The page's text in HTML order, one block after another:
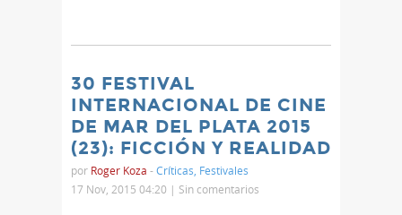
30 FESTIVAL
INTERNACIONAL DE CINE
DE MAR DEL PLATA 2015
(23): FICCIÓN Y REALIDAD
por Roger Koza -Críticas Festivales
17 Nov, 2015 04:20 | Sin comentarios